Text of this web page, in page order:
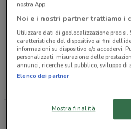
Via Marconi Thiene
2.3 km
APERTO
Via G. Marconi, 66 Zugliano
nostra App.
Noi e i nostri partner trattiamo i
Utilizzare dati di geolocalizzazione
caratteristiche del dispositivo ai fini
informazioni su dispositivo e/o accedervi.
personalizzati, misurazione delle
annunci, ricerche sul pubblico, sviluppo di
Elenco dei partner
Mostra finalità